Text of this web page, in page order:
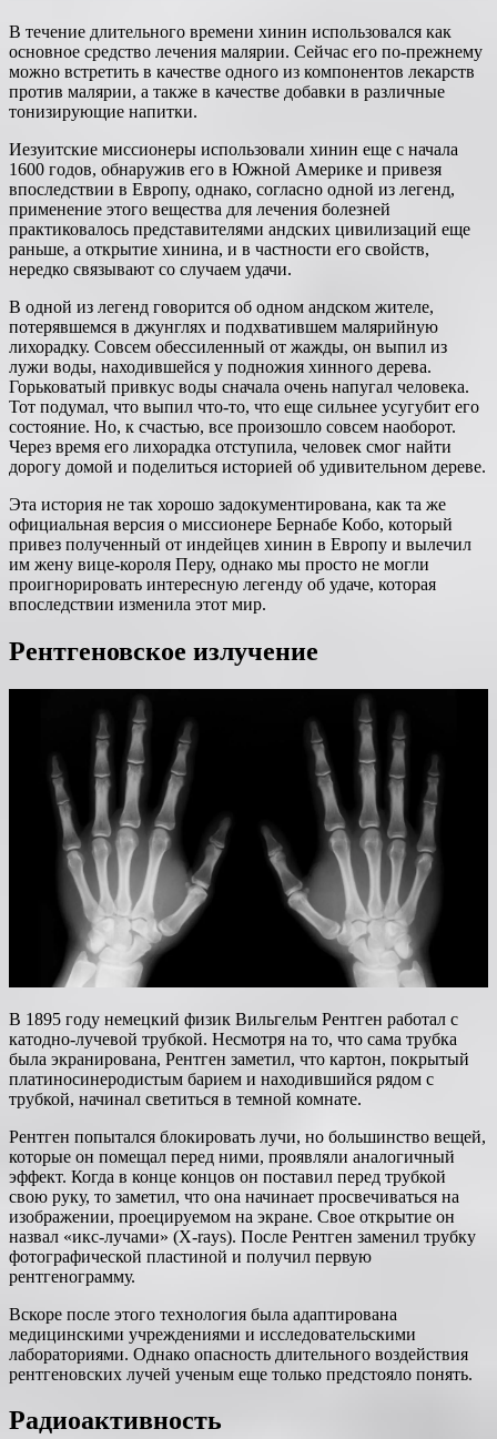
В течение длительного времени хинин использовался как
основное средство лечения малярии. Сейчас его по-прежнему
можно встретить в качестве одного из компонентов лекарств
против малярии, а также в качестве добавки в различные
тонизирующие напитки.
Иезуитские миссионеры использовали хинин еще с начала
1600 годов, обнаружив его в Южной Америке и привезя
впоследствии в Европу, однако, согласно одной из легенд,
применение этого вещества для лечения болезней
практиковалось представителями андских цивилизаций еще
раньше, а открытие хинина, и в частности его свойств,
нередко связывают со случаем удачи.
В одной из легенд говорится об одном андском жителе,
потерявшемся в джунглях и подхватившем малярийную
лихорадку. Совсем обессиленный от жажды, он выпил из
лужи воды, находившейся у подножия хинного дерева.
Горьковатый привкус воды сначала очень напугал человека.
Тот подумал, что выпил что-то, что еще сильнее усугубит его
состояние. Но, к счастью, все произошло совсем наоборот.
Через время его лихорадка отступила, человек смог найти
дорогу домой и поделиться историей об удивительном дереве.
Эта история не так хорошо задокументирована, как та же
официальная версия о миссионере Бернабе Кобо, который
привез полученный от индейцев хинин в Европу и вылечил
им жену вице-короля Перу, однако мы просто не могли
проигнорировать интересную легенду об удаче, которая
впоследствии изменила этот мир.
Рентгеновское излучение
В 1895 году немецкий физик Вильгельм Рентген работал с
катодно-лучевой трубкой. Несмотря на то, что сама трубка
была экранирована, Рентген заметил, что картон, покрытый
платиносинеродистым барием и находившийся рядом с
трубкой, начинал светиться в темной комнате.
Рентген попытался блокировать лучи, но большинство вещей,
которые он помещал перед ними, проявляли аналогичный
эффект. Когда в конце концов он поставил перед трубкой
свою руку, то заметил, что она начинает просвечиваться на
изображении, проецируемом на экране. Свое открытие он
назвал «икс-лучами» (X-rays). После Рентген заменил трубку
фотографической пластиной и получил первую
рентгенограмму.
Вскоре после этого технология была адаптирована
медицинскими учреждениями и исследовательскими
лабораториями. Однако опасность длительного воздействия
рентгеновских лучей ученым еще только предстояло понять.
Радиоактивность